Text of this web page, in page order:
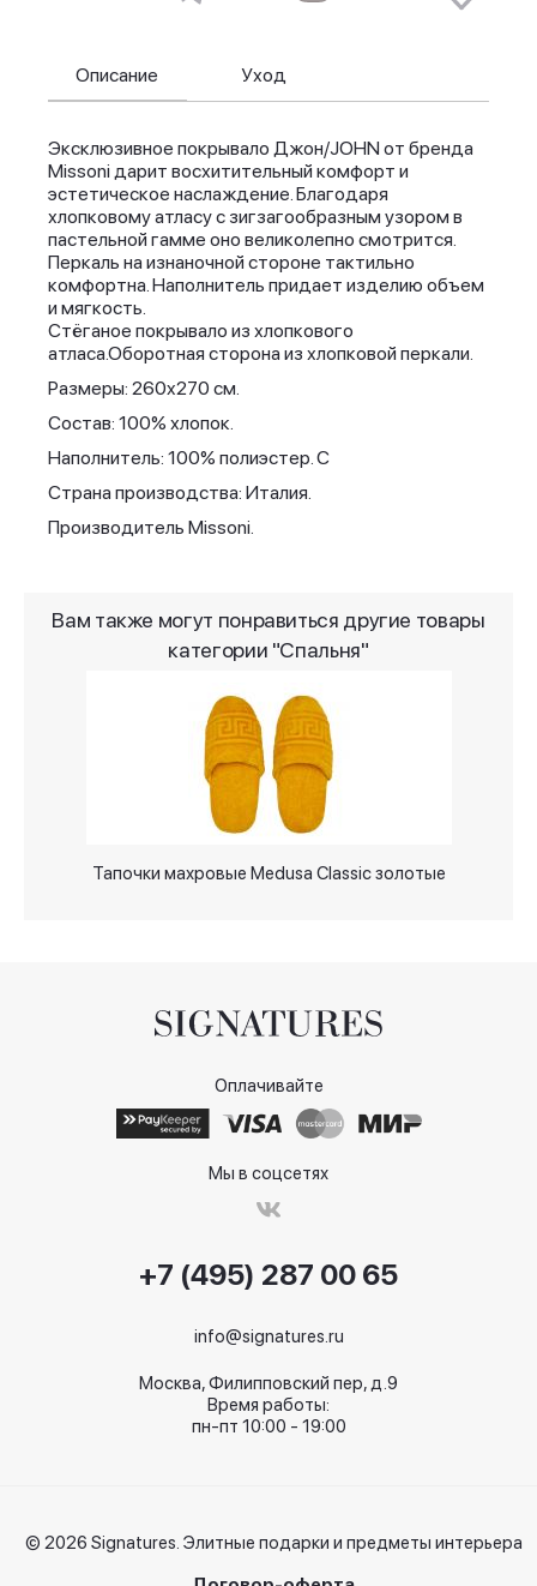
Описание
Эксклюзивное покрывало Джон/JOHN от бренда
Missoni дарит восхитительный комфорт и
эстетическое наслаждение. Благодаря
хлопковому атласу с зигзагообразным узором в
пастельной гамме оно великолепно смотрится.
Перкаль на изнаночной стороне тактильно
комфортна. Наполнитель придает изделию объем
и мягкость.
Стёганое покрывало из хлопкового
атласа.Оборотная сторона из хлопковой перкали.
Размеры: 260x270 см.
Состав: 100% хлопок.
Наполнитель: 100% полиэстер. С
Страна производства: Италия.
Производитель Missoni.
Уход
Вам также могут понравиться другие товары
категории "Спальня"
Тапочки махровые Medusa Classic золотые
Оплачивайте
Мы в соцсетях
+7 (495) 287 00 65
info@signatures.ru
Москва, Филипповский пер, д.9
Время работы:
пн-пт 10:00 - 19:00
© 2026 Signatures. Элитные подарки и предметы интерьера